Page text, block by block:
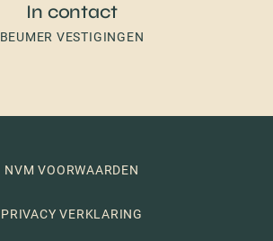
In contact
BEUMER VESTIGINGEN
NVM VOORWAARDEN
PRIVACY VERKLARING